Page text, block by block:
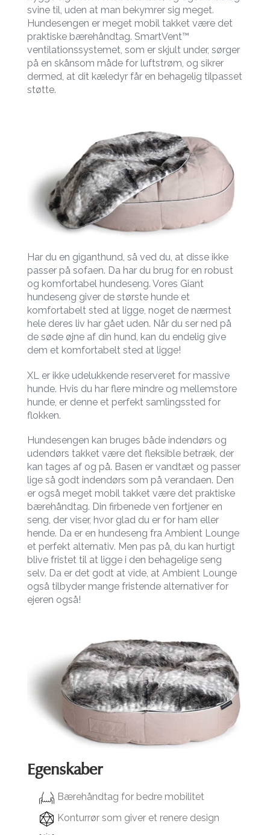
svine til, uden at man bekymrer sig meget.
Hundesengen er meget mobil takket være det
praktiske bærehåndtag. SmartVent™
ventilationssystemet, som er skjult under, sørger
på en skånsom måde for luftstrøm, og sikrer
dermed, at dit kæledyr får en behagelig tilpasset
støtte.
Har du en giganthund, så ved du, at disse ikke
passer på sofaen. Da har du brug for en robust
og komfortabel hundeseng. Vores Giant
hundeseng giver de største hunde et
komfortabelt sted at ligge, noget de nærmest
hele deres liv har gået uden. Når du ser ned på
de søde øjne af din hund, kan du endelig give
dem et komfortabelt sted at ligge!
XL er ikke udelukkende reserveret for massive
hunde. Hvis du har flere mindre og mellemstore
hunde, er denne et perfekt samlingssted for
flokken.
Hundesengen kan bruges både indendørs og
udendørs takket være det fleksible betræk, der
kan tages af og på. Basen er vandtæt og passer
lige så godt indendørs som på verandaen. Den
er også meget mobil takket være det praktiske
bærehåndtag. Din firbenede ven fortjener en
seng, der viser, hvor glad du er for ham eller
hende. Da er en hundeseng fra Ambient Lounge
et perfekt alternativ. Men pas på, du kan hurtigt
blive fristet til at ligge i den behagelige seng
selv. Da er det godt at vide, at Ambient Lounge
også tilbyder mange fristende alternativer for
ejeren også!
Egenskaber
Bærehåndtag for bedre mobilitet
Konturrør som giver et renere design